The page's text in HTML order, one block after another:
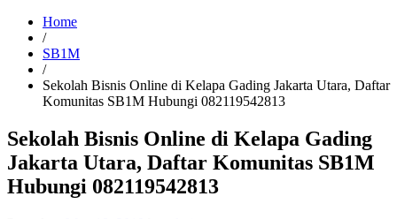
Home
/
SB1M
/
Sekolah Bisnis Online di Kelapa Gading Jakarta Utara, Daftar
Komunitas SB1M Hubungi 082119542813
Sekolah Bisnis Online di Kelapa Gading
Jakarta Utara, Daftar Komunitas SB1M
Hubungi 082119542813